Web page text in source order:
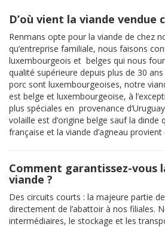
D’où vient la viande vendue
Renmans opte pour la viande de chez
qu’entreprise familiale, nous faisons
luxembourgeois et belges qui nous
qualité supérieure depuis plus de 30
porc sont luxembourgeoises, notre
est belge et luxembourgeoise, à
plus spéciales en provenance
volaille est d’origine belge sauf la dinde
française et la viande d’agneau
Comment garantissez-vous
viande ?
Des circuits courts : la majeure partie
directement de l’abattoir à nos filiales.
intermédiaires, le stockage et les